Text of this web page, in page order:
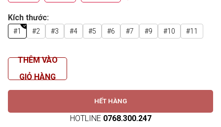
Kích thước:
#1 #2 #3 #4 #5 #6 #7 #9 #10 #11
THÊM VÀO
GIỎ HÀNG
HẾT HÀNG
HOTLINE 0768.300.247